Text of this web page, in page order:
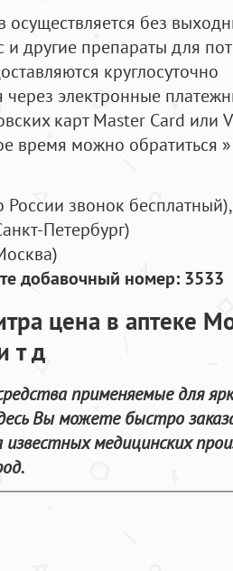
осуществляется без
и другие препараты для
круглосуточно
электронные
карт Master Card или
время можно обратиться
России звонок бесплатный),
Петербург)
добавочный номер: 3533
цена в аптеке
т д
применяемые для
Вы можете быстро
медицинских